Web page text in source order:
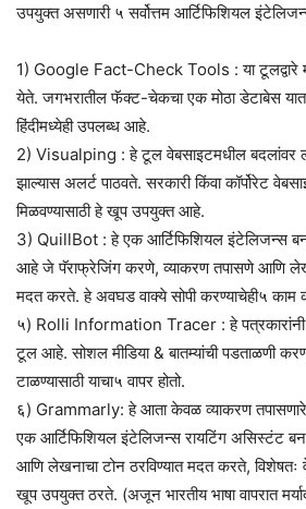
उपयुक्त असणारी ५ सर्वोत्तम आर्टिफिशियल
1) Google Fact-Check Tools : या टूलद्वारे
येते. जगभरातील फॅक्ट-चेकचा एक मोठा डेटाबेस
हिंदीमध्येही उपलब्ध आहे.
2) Visualping : हे टूल वेबसाइटमधील बदलांवर
झाल्यास अलर्ट पाठवते. सरकारी किंवा कॉर्पोरेट
मिळवण्यासाठी हे खूप उपयुक्त आहे.
3) QuillBot : हे एक आर्टिफिशियल इंटेलिजन्स
आहे जे पॅराफ्रेजिंग करणे, व्याकरण तपासणे आणि
मदत करते. हे अवघड वाक्ये सोपी करण्याचेही५ काम
५) Rolli Information Tracer : हे पत्रकारांनी
टूल आहे. सोशल मीडिया & बातम्यांची पडताळणी
टाळण्यासाठी याचा५ वापर होतो.
६) Grammarly: हे आता केवळ व्याकरण तपासणारे
एक आर्टिफिशियल इंटेलिजन्स रायटिंग असिस्टंट
आणि लेखनाचा टोन ठरविण्यात मदत करते, विशेषतः
खूप उपयुक्त ठरते. (अजून भारतीय भाषा वापरात